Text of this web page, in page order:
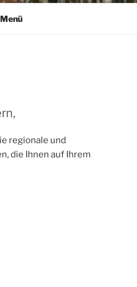
Menü
regionale und
die Ihnen auf Ihrem